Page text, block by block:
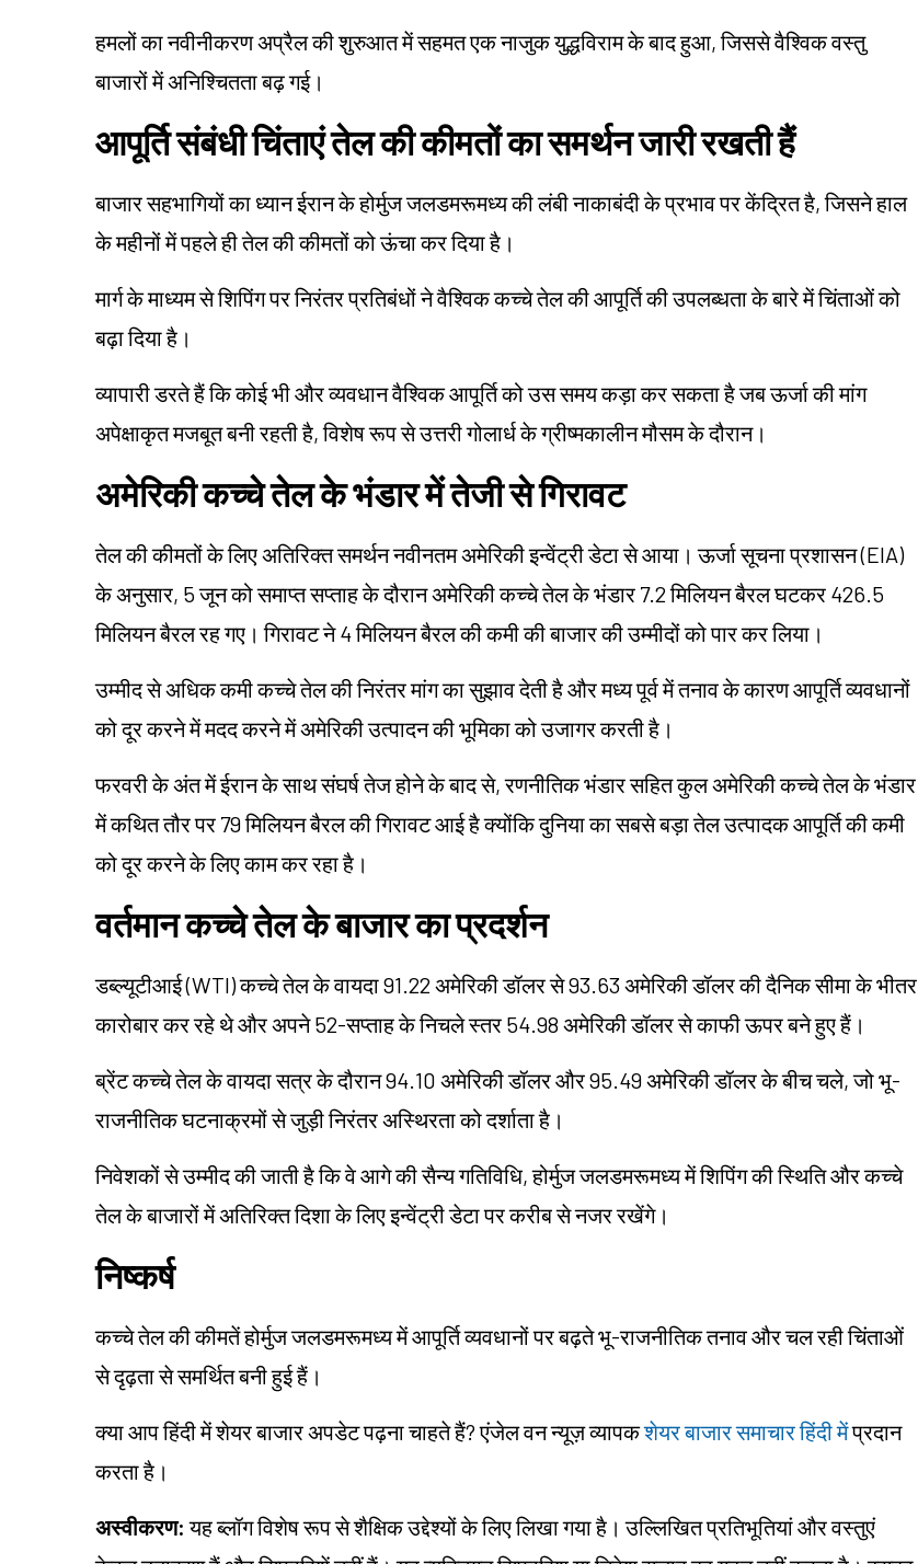
हमलों का नवीनीकरण अप्रैल की शुरुआत में सहमत एक नाजुक युद्धविराम के बाद हुआ, जिससे वैश्विक वस्तु
बाजारों में अनिश्चितता बढ़ गई।
आपूर्ति संबंधी चिंताएं तेल की कीमतों का समर्थन जारी रखती हैं
बाजार सहभागियों का ध्यान ईरान के होर्मुज जलडमरूमध्य की लंबी नाकाबंदी के प्रभाव पर केंद्रित है, जिसने हाल
के महीनों में पहले ही तेल की कीमतों को ऊंचा कर दिया है।
मार्ग के माध्यम से शिपिंग पर निरंतर प्रतिबंधों ने वैश्विक कच्चे तेल की आपूर्ति की उपलब्धता के बारे में चिंताओं को
बढ़ा दिया है।
व्यापारी डरते हैं कि कोई भी और व्यवधान वैश्विक आपूर्ति को उस समय कड़ा कर सकता है जब ऊर्जा की मांग
अपेक्षाकृत मजबूत बनी रहती है, विशेष रूप से उत्तरी गोलार्ध के ग्रीष्मकालीन मौसम के दौरान।
अमेरिकी कच्चे तेल के भंडार में तेजी से गिरावट
तेल की कीमतों के लिए अतिरिक्त समर्थन नवीनतम अमेरिकी इन्वेंट्री डेटा से आया। ऊर्जा सूचना प्रशासन (EIA)
के अनुसार, 5 जून को समाप्त सप्ताह के दौरान अमेरिकी कच्चे तेल के भंडार 7.2 मिलियन बैरल घटकर 426.5
मिलियन बैरल रह गए। गिरावट ने 4 मिलियन बैरल की कमी की बाजार की उम्मीदों को पार कर लिया।
उम्मीद से अधिक कमी कच्चे तेल की निरंतर मांग का सुझाव देती है और मध्य पूर्व में तनाव के कारण आपूर्ति व्यवधानों
को दूर करने में मदद करने में अमेरिकी उत्पादन की भूमिका को उजागर करती है।
फरवरी के अंत में ईरान के साथ संघर्ष तेज होने के बाद से, रणनीतिक भंडार सहित कुल अमेरिकी कच्चे तेल के भंडार
में कथित तौर पर 79 मिलियन बैरल की गिरावट आई है क्योंकि दुनिया का सबसे बड़ा तेल उत्पादक आपूर्ति की कमी
को दूर करने के लिए काम कर रहा है।
वर्तमान कच्चे तेल के बाजार का प्रदर्शन
डब्ल्यूटीआई (WTI) कच्चे तेल के वायदा 91.22 अमेरिकी डॉलर से 93.63 अमेरिकी डॉलर की दैनिक सीमा के भीतर
कारोबार कर रहे थे और अपने 52-सप्ताह के निचले स्तर 54.98 अमेरिकी डॉलर से काफी ऊपर बने हुए हैं।
ब्रेंट कच्चे तेल के वायदा सत्र के दौरान 94.10 अमेरिकी डॉलर और 95.49 अमेरिकी डॉलर के बीच चले, जो भू-
राजनीतिक घटनाक्रमों से जुड़ी निरंतर अस्थिरता को दर्शाता है।
निवेशकों से उम्मीद की जाती है कि वे आगे की सैन्य गतिविधि, होर्मुज जलडमरूमध्य में शिपिंग की स्थिति और कच्चे
तेल के बाजारों में अतिरिक्त दिशा के लिए इन्वेंट्री डेटा पर करीब से नजर रखेंगे।
निष्कर्ष
कच्चे तेल की कीमतें होर्मुज जलडमरूमध्य में आपूर्ति व्यवधानों पर बढ़ते भू-राजनीतिक तनाव और चल रही चिंताओं
से दृढ़ता से समर्थित बनी हुई हैं।
क्या आप हिंदी में शेयर बाजार अपडेट पढ़ना चाहते हैं? एंजेल वन न्यूज़ व्यापकशेयर बाजार समाचार हिंदी मेंप्रदान
करता है।
अस्वीकरण:यह ब्लॉग विशेष रूप से शैक्षिक उद्देश्यों के लिए लिखा गया है। उल्लिखित प्रतिभूतियां और वस्तुएं